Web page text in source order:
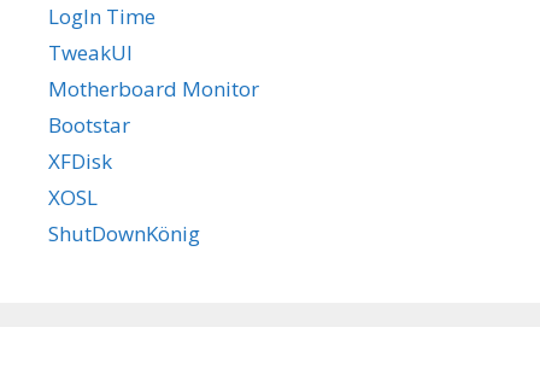
LogIn Time
TweakUI
Motherboard Monitor
Bootstar
XFDisk
XOSL
ShutDownKönig